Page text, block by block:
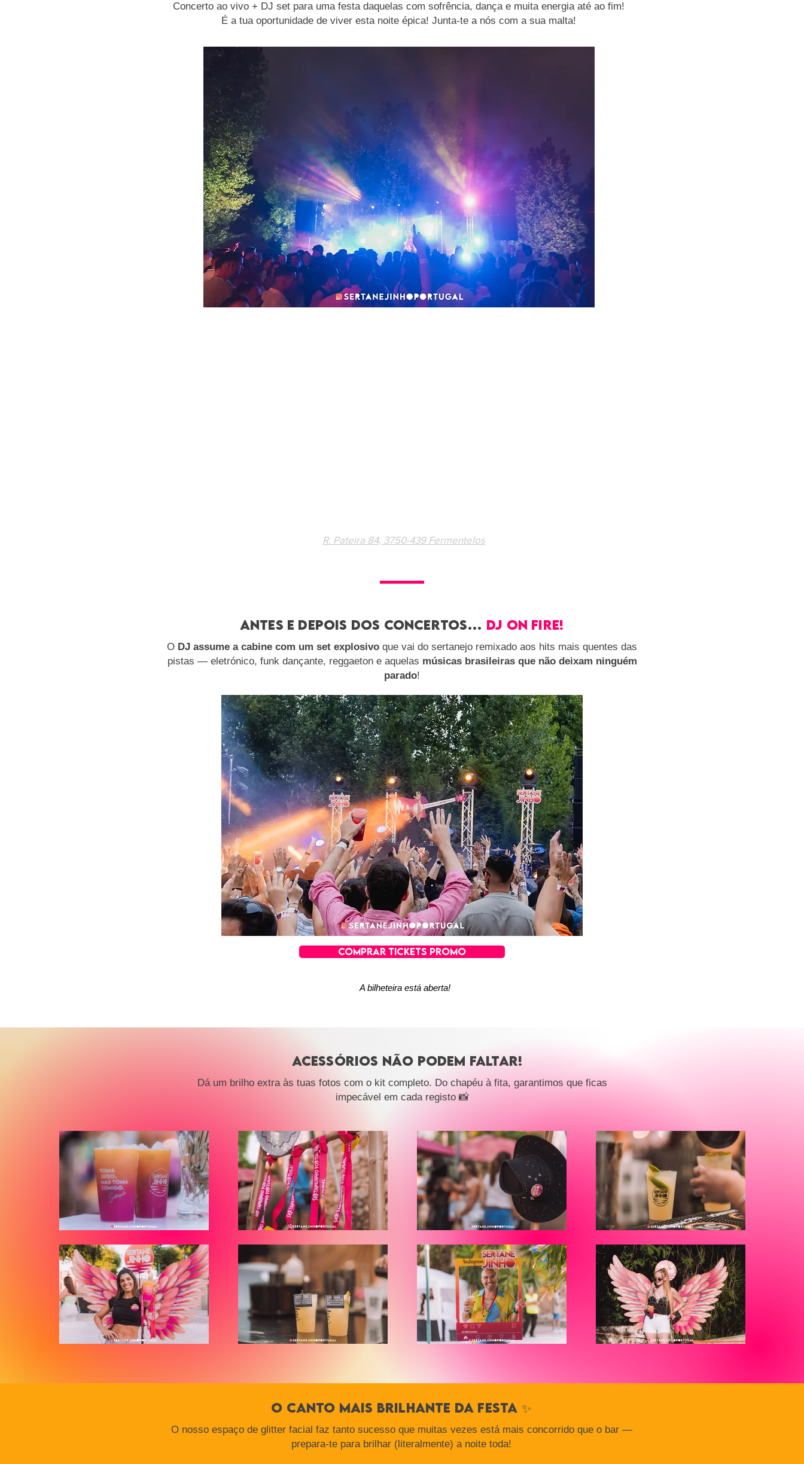
Concerto ao vivo + DJ set para uma festa daquelas com sofrência, dança e muita energia até ao fim!
​É a tua oportunidade de viver esta noite épica! Junta-te a nós com a sua malta!
R. Pateira 84, 3750-439 Fermentelos
antes e depois dos concertos… dj on fire!
O DJ assume a cabine com um set explosivo que vai do sertanejo remixado aos hits mais quentes das
pistas — eletrónico, funk dançante, reggaeton e aquelas músicas brasileiras que não deixam ninguém
parado!
COMPRAR TICKETS PROMO
A bilheteira está aberta!
ACESSÓRIOs não podem faltar!
Dá um brilho extra às tuas fotos com o kit completo. Do chapéu à fita, garantimos que ficas
impecável em cada registo 📸
O canto mais brilhante da festa ✨
O nosso espaço de glitter facial faz tanto sucesso que muitas vezes está mais concorrido que o bar —
prepara-te para brilhar (literalmente) a noite toda!